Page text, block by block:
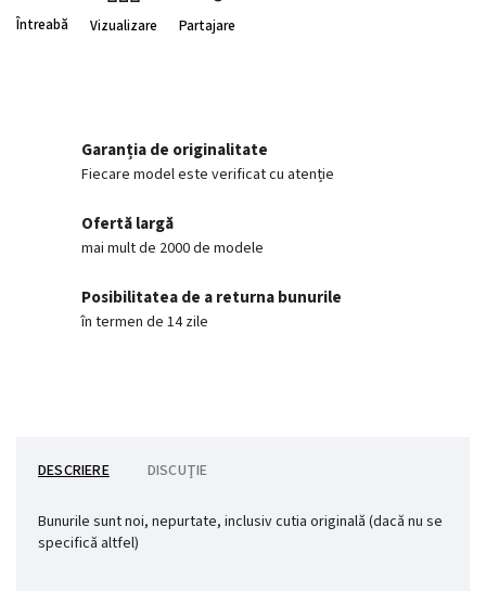
Întreabă Vizualizare Partajare
Garanția de originalitate
Fiecare model este verificat cu atenție
Ofertă largă
mai mult de 2000 de modele
Posibilitatea de a returna bunurile
în termen de 14 zile
DESCRIERE DISCUŢIE
Bunurile sunt noi, nepurtate, inclusiv cutia originală (dacă nu se
specifică altfel)